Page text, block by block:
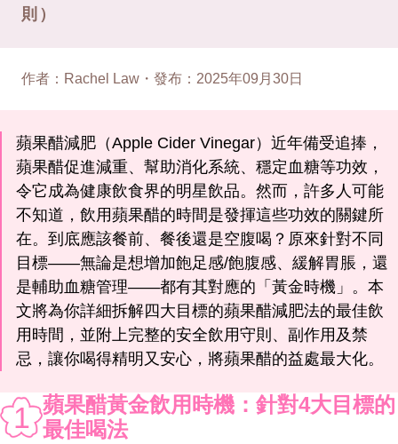
則）
作者 ： Rachel Law ・ 發布 ： 2025年09月30日
蘋果醋減肥（Apple Cider Vinegar）近年備受追捧，
蘋果醋促進減重、幫助消化系統、穩定血糖等功效，
令它成為健康飲食界的明星飲品。然而，許多人可能
不知道，飲用蘋果醋的時間是發揮這些功效的關鍵所
在。到底應該餐前、餐後還是空腹喝？原來針對不同
目標——無論是想增加飽足感/飽腹感、緩解胃脹，還
是輔助血糖管理——都有其對應的「黃金時機」。本
文將為你詳細拆解四大目標的蘋果醋減肥法的最佳飲
用時間，並附上完整的安全飲用守則、副作用及禁
忌，讓你喝得精明又安心，將蘋果醋的益處最大化。
1 蘋果醋黃金飲用時機：針對4大目標的
最佳喝法